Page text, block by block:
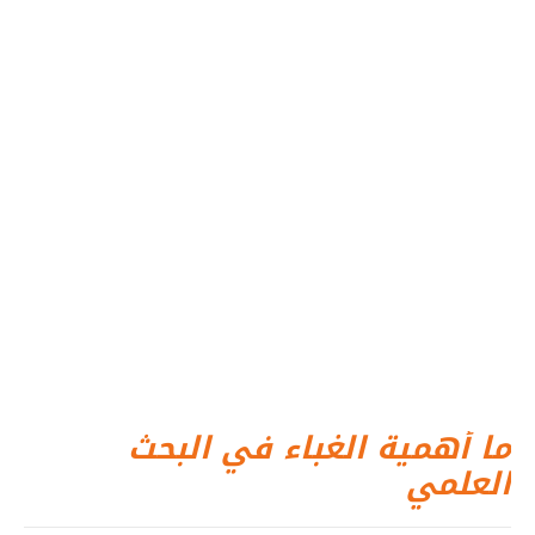
ما أهمية الغباء في البحث
العلمي